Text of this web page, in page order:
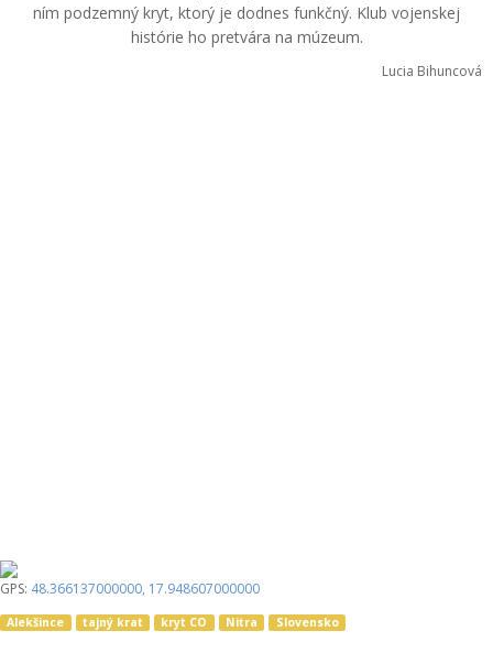
ním podzemný kryt, ktorý je dodnes funkčný. Klub vojenskej
histórie ho pretvára na múzeum.
Lucia Bihuncová
GPS: 48.366137000000, 17.948607000000
Alekšince tajný krat kryt CO Nitra Slovensko